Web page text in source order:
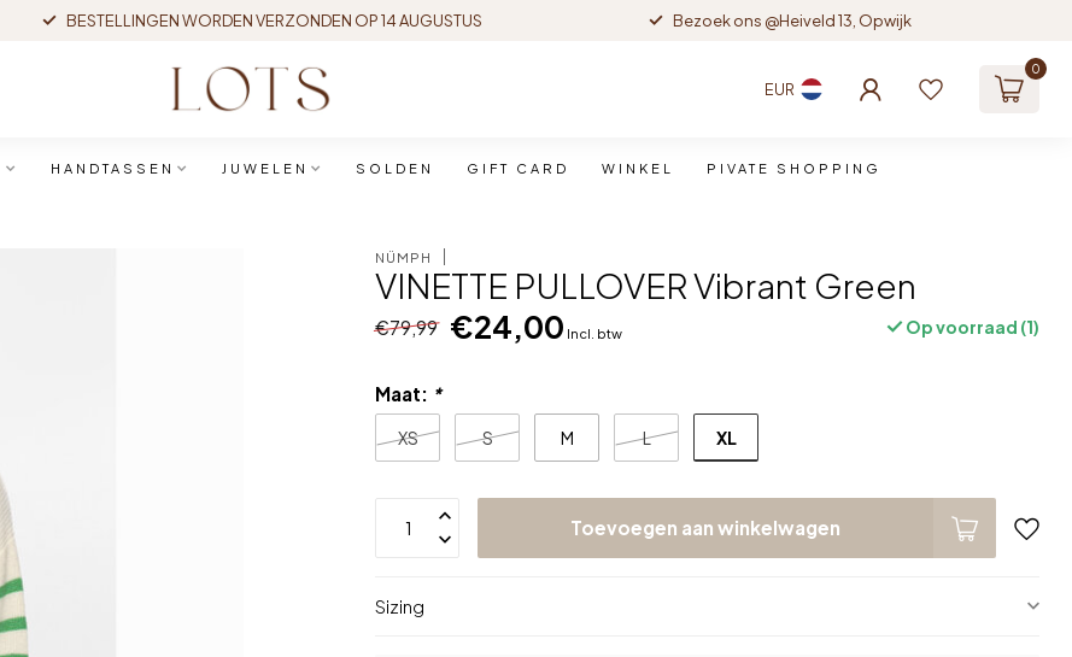
BESTELLINGEN WORDEN VERZONDEN OP 14 AUGUSTUS Bezoek ons @Heiveld 13, Opwijk
EUR
0
HANDTASSEN JUWELEN SOLDEN GIFT CARD WINKEL PIVATE SHOPPING
NÜMPH
VINETTE PULLOVER Vibrant Green
€79,99 €24,00 Incl. btw Op voorraad (1)
Maat: *
XS S M L XL
Toevoegen aan winkelwagen
Sizing